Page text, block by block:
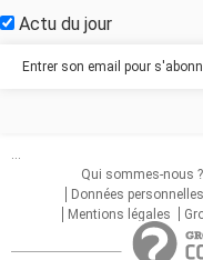
Actu du jour
...
Qui sommes-nous ?
Données personnelles
Mentions légales